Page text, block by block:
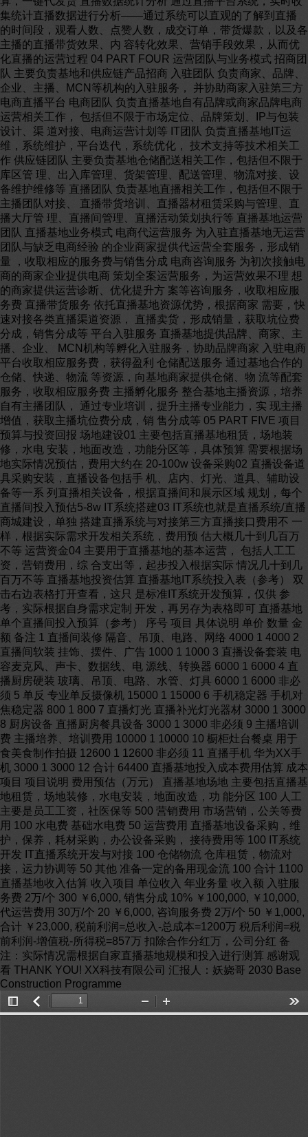
集统计直播数据进行分析——通过系统可以直观的了解到直播
的时间段，观看人数、点赞人数，成交订单，带货爆款，以及各
主播的直播带货效果、内 容转化效果、营销手段效果，从而优
化直播的运营过程 04 PART FOUR 运营团队与业务模式 招商团
队 主要负责基地和供应链产品招商 入驻团队 负责商家、品牌、
企业、主播、MCN等机构的入驻服务， 并协助商家入驻第三方
电商直播平台 电商团队 负责直播基地自有品牌或商家品牌电商
运营相关工作， 包括但不限于市场定位、品牌策划、IP与包装
设计、渠 道对接、电商运营计划等 IT团队 负责直播基地IT运
维，系统维护，平台迭代，系统优化， 技术支持等技术相关工
作 供应链团队 主要负责基地仓储配送相关工作，包括但不限于
库区管 理、出入库管理、货架管理、配送管理、物流对接、设
备维护维修等 直播团队 负责基地直播相关工作，包括但不限于
主播团队对接、 直播带货培训、直播器材租赁采购与管理、直
播大厅管 理、直播间管理、直播活动策划执行等 直播基地运营
团队 直播基地业务模式 电商代运营服务 为入驻直播基地无运营
团队与缺乏电商经验 的企业商家提供代运营全套服务，形成销
量 ，收取相应的服务费与销售分成 电商咨询服务 为初次接触电
商的商家企业提供电商 策划全案运营服务，为运营效果不理 想
的商家提供运营诊断、优化提升方 案等咨询服务，收取相应服
务费 直播带货服务 依托直播基地资源优势，根据商家 需要，快
速对接各类直播渠道资源， 直播卖货，形成销量，获取坑位费
分成，销售分成等 平台入驻服务 直播基地提供品牌、商家、主
播、企业、 MCN机构等孵化入驻服务，协助品牌商家 入驻电商
平台收取相应服务费，获得盈利 仓储配送服务 通过基地合作的
仓储、快递、物流 等资源，向基地商家提供仓储、物 流等配套
服务，收取相应服务费 主播孵化服务 整合基地主播资源，培养
自有主播团队， 通过专业培训，提升主播专业能力，实 现主播
增值，获取主播坑位费分成，销 售分成等 05 PART FIVE 项目
预算与投资回报 场地建设01 主要包括直播基地租赁，场地装
修，水电 安装，地面改造，功能分区等，具体预算 需要根据场
地实际情况预估，费用大约在 20-100w 设备采购02 直播设备道
具采购安装，直播设备包括手 机、店内、灯光、道具、辅助设
备等一系 列直播相关设备，根据直播间和展示区域 规划，每个
直播间投入预估5-8w IT系统搭建03 IT系统也就是直播系统/直播
商城建设，单独 搭建直播系统与对接第三方直播接口费用不 一
样，根据实际需求开发相关系统，费用预 估大概几十到几百万
不等 运营资金04 主要用于直播基地的基本运营， 包括人工工
资，营销费用，综 合支出等，起步投入根据实际 情况几十到几
百万不等 直播基地投资估算 直播基地IT系统投入表（参考） 双
击右边表格打开查看，这只 是标准IT系统开发预算，仅供 参
考，实际根据自身需求定制 开发，再另存为表格即可 直播基地
单个直播间投入预算（参考） 序号 项目 具体说明 单价 数量 金
额 备注 1 直播间装修 隔音、吊顶、电路、网络 4000 1 4000 2
直播间软装 挂饰、摆件、广告 1000 1 1000 3 直播设备套装 电
容麦克风、声卡、数据线、电 源线、转换器 6000 1 6000 4 直
播厨房硬装 玻璃、吊顶、电路、水管、灯具 6000 1 6000 非必
须 5 单反 专业单反摄像机 15000 1 15000 6 手机稳定器 手机对
焦稳定器 800 1 800 7 直播灯光 直播补光灯光器材 3000 1 3000
8 厨房设备 直播厨房餐具设备 3000 1 3000 非必须 9 主播培训
费 主播培养、培训费用 10000 1 10000 10 橱柜灶台餐桌 用于
食美食制作拍摄 12600 1 12600 非必须 11 直播手机 华为XX手
机 3000 1 3000 12 合计 64400 直播基地投入成本费用估算 成本
项目 项目说明 费用预估（万元） 直播基地场地 主要包括直播基
地租赁，场地装修，水电安装，地面改造，功 能分区 100 人工
主要是员工工资，社医保等 500 营销费用 市场营销，公关等费
用 100 水电费 基础水电费 50 运营费用 直播基地设备采购，维
护，保养，耗材采购，办公设备采购， 接待费用等 100 IT系统
开发 IT直播系统开发与对接 100 仓储物流 仓库租赁，物流对
接，运力协调等 50 其他 准备一定的备用现金流 100 合计 1100
直播基地收入估算 收入项目 单位收入 年业务量 收入额 入驻服
务费 2万/个 300 ￥6,000, 销售分成 10% ￥100,000, ￥10,000,
代运营费用 30万/个 20 ￥6,000, 咨询服务费 2万/个 50 ￥1,000,
合计 ￥23,000, 税前利润=总收入-总成本=1200万 税后利润=税
前利润-增值税-所得税=857万 扣除合作分红万，公司分红 备
注：实际情况需根据自家直播基地规模和投入进行测算 感谢观
看 THANK YOU! XX科技有限公司 汇报人：妖娆哥 2030 Base
Construction Programme
Toggle返
Zoom